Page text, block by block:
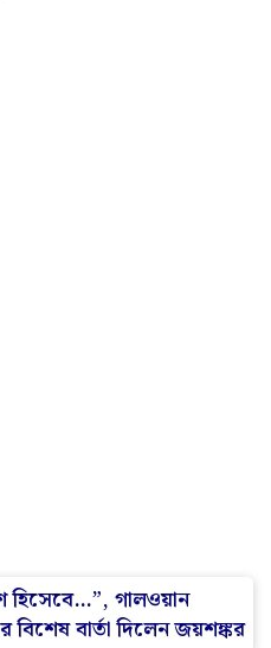
হিসেবে…”, গালওয়ান
বার্তা দিলেন জয়শঙ্কর